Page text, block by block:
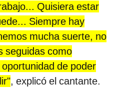
Quisiera estar
Siempre hay
mucha suerte, no
seguidas como
de poder
, explicó el cantante.